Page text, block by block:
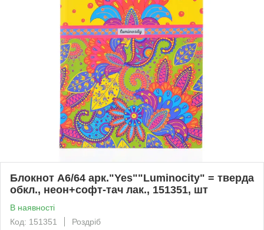
Блокнот А6/64 арк."Yes""Luminocity" = тверда
обкл., неон+софт-тач лак., 151351, шт
В наявності
Код: 151351
Роздріб